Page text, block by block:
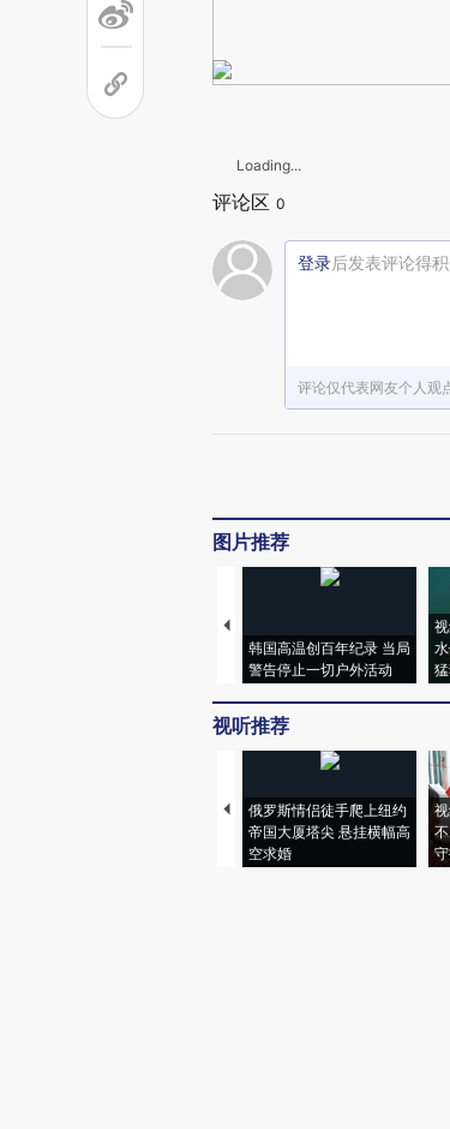
Loading...
评论区 0
登录后发表评论得
评论仅代表网友个人观
图片推荐
韩国高温创百年纪录 当局
警告停止一切户外活动
视听推荐
俄罗斯情侣徒手爬上纽约
帝国大厦塔尖 悬挂横幅高
空求婚